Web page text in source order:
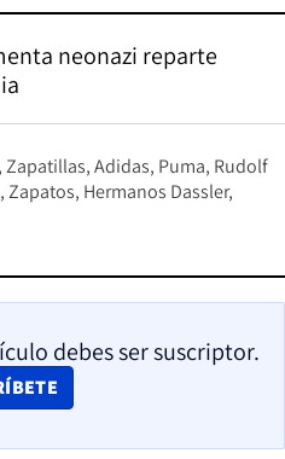
neonazi reparte
Zapatillas Adidas Puma Rudolf
Zapatos Hermanos Dassler
debes ser suscriptor.
IN NEW WINDOW